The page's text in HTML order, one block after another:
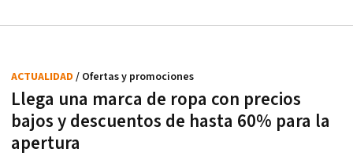
Llega una marca de ropa con precios
bajos y descuentos de hasta 60% para la
apertura
ACTUALIDAD / Ofertas y promociones